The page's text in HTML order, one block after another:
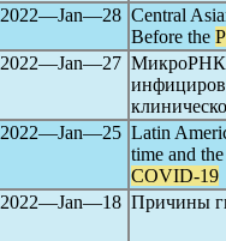
2022―Jan―28 Central
Before the
2022―Jan―27 МикроРНК
2022―Jan―25 Latin
time and
COVID-19
2022―Jan―18 Причины